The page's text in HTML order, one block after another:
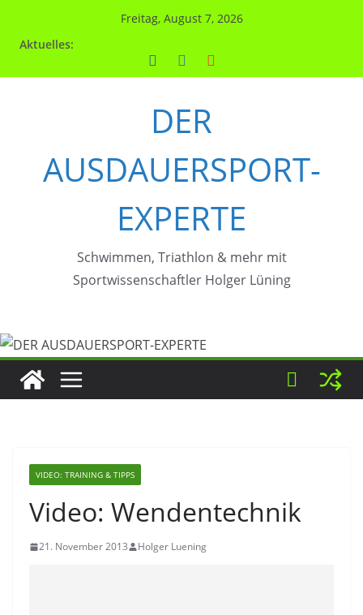
Freitag, August 7, 2026
Aktuelles:
DER
AUSDAUERSPORT-
EXPERTE
Schwimmen, Triathlon & mehr mit
Sportwissenschaftler Holger Lüning
VIDEO: TRAINING & TIPPS
Video: Wendentechnik
21. November 2013 Holger Luening